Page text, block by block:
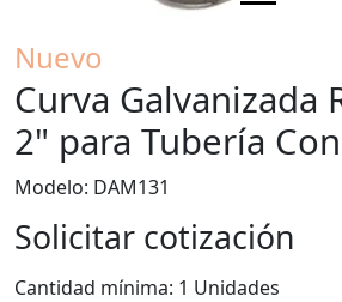
Nuevo
Curva Galvanizada
2" para Tubería
Modelo: DAM131
Solicitar cotización
Cantidad mínima: 1 Unidades